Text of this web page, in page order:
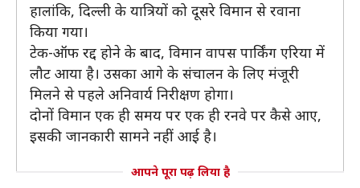
हालांकि, दिल्ली के यात्रियों को दूसरे विमान से रवाना
किया गया।
टेक-ऑफ रद्द होने के बाद, विमान वापस पार्किंग एरिया में
लौट आया है। उसका आगे के संचालन के लिए मंजूरी
मिलने से पहले अनिवार्य निरीक्षण होगा।
दोनों विमान एक ही समय पर एक ही रनवे पर कैसे आए,
इसकी जानकारी सामने नहीं आई है।
आपने पूरा पढ़ लिया है